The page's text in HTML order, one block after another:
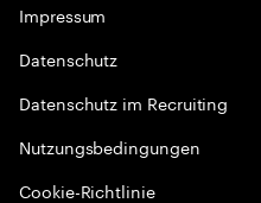
Impressum
Datenschutz
Datenschutz im Recruiting
Nutzungsbedingungen
Cookie-Richtlinie